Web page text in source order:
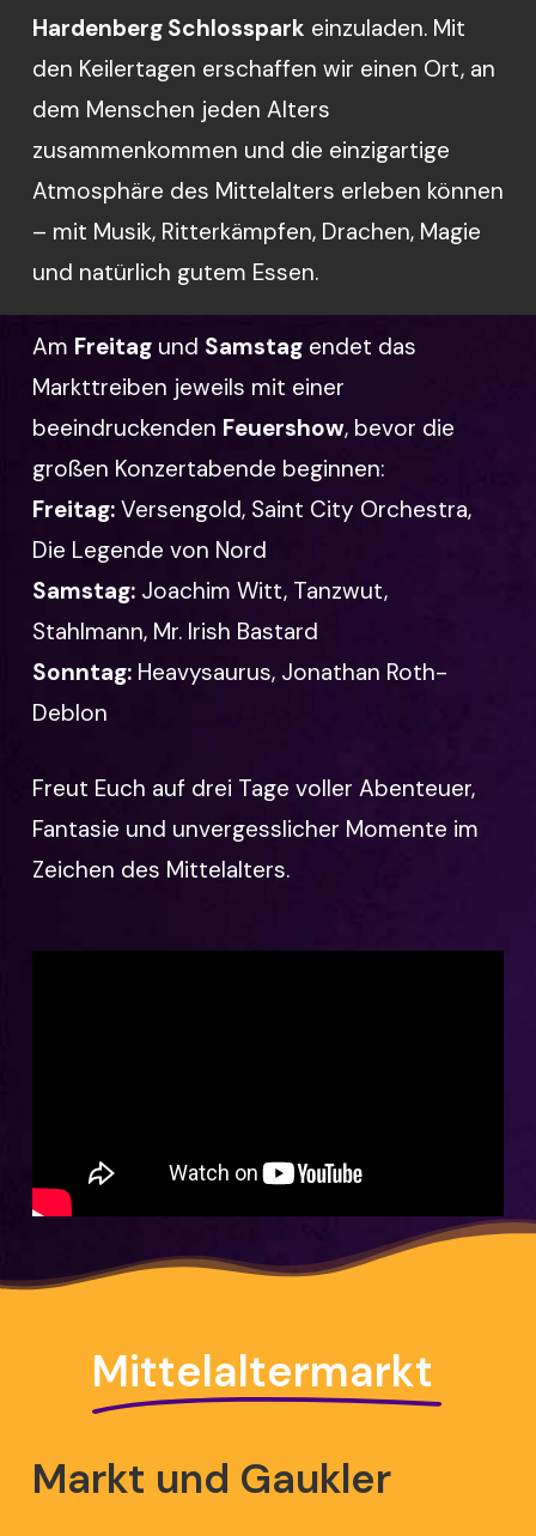
Hardenberg Schlosspark einzuladen. Mit
den Keilertagen erschaffen wir einen Ort, an
dem Menschen jeden Alters
zusammenkommen und die einzigartige
Atmosphäre des Mittelalters erleben können
– mit Musik, Ritterkämpfen, Drachen, Magie
und natürlich gutem Essen.
Am Freitagund Samstagendet das
Markttreiben jeweils mit einer
beeindruckenden Feuershow, bevor die
großen Konzertabende beginnen:
Freitag:Versengold, Saint City Orchestra,
Die Legende von Nord
Samstag:Joachim Witt, Tanzwut,
Stahlmann, Mr. Irish Bastard
Sonntag:Heavysaurus, Jonathan Roth-
Deblon
Freut Euch auf drei Tage voller Abenteuer,
Fantasie und unvergesslicher Momente im
Zeichen des Mittelalters.
Mittelaltermarkt
Markt und Gaukler